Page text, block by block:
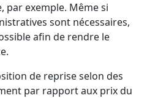
par exemple. Même si
sont nécessaires,
afin de rendre le
de reprise selon des
par rapport aux prix du